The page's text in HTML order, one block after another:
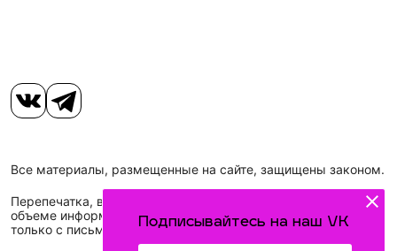
Подписывайтесь на наш VK
Все материалы, размещенные на сайте, защищены законом.
Перепечатка, воспроизведение и распространение в любом
объеме информации, размещенной на сайте, возможна
только с письменного согласия редакций СМИ.